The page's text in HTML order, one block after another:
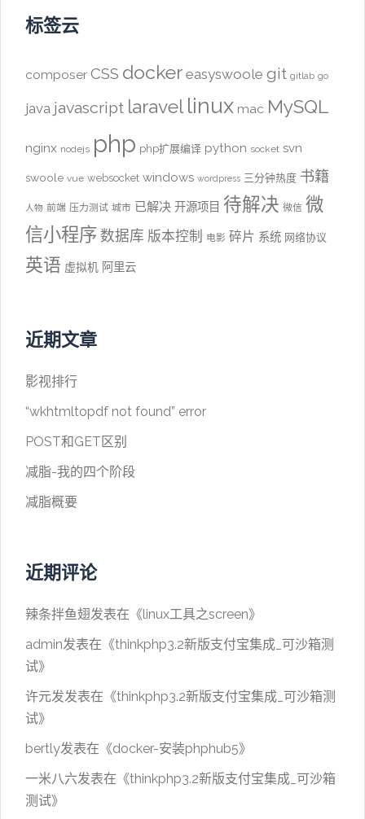
标签云
composer CSS docker easyswoole git gitlab go
java javascript laravel linux mac MySQL
nginx nodejs php php扩展编译 python socket svn
swoole vue websocket windows wordpress 三分钟热度 书籍
人物 前端 压力测试 城市 已解决 开源项目 待解决 微信 微
信小程序 数据库 版本控制 电影 碎片 系统 网络协议
英语 虚拟机 阿里云
近期文章
影视排行
“wkhtmltopdf not found” error
POST和GET区别
减脂-我的四个阶段
减脂概要
近期评论
辣条拌鱼翅发表在《linux工具之screen》
admin发表在《thinkphp3.2新版支付宝集成_可沙箱测
试》
许元发发表在《thinkphp3.2新版支付宝集成_可沙箱测
试》
bertly发表在《docker-安装phphub5》
一米八六发表在《thinkphp3.2新版支付宝集成_可沙箱
测试》